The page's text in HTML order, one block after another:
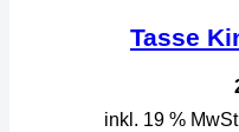
Tasse
inkl. 19 %